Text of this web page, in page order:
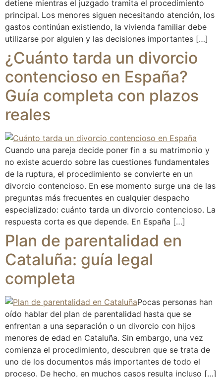
detiene mientras el juzgado tramita el procedimiento
principal. Los menores siguen necesitando atención, los
gastos continúan existiendo, la vivienda familiar debe
utilizarse por alguien y las decisiones importantes […]
¿Cuánto tarda un divorcio
contencioso en España?
Guía completa con plazos
reales
Cuando una pareja decide poner fin a su matrimonio y
no existe acuerdo sobre las cuestiones fundamentales
de la ruptura, el procedimiento se convierte en un
divorcio contencioso. En ese momento surge una de las
preguntas más frecuentes en cualquier despacho
especializado: cuánto tarda un divorcio contencioso. La
respuesta corta es que depende. En España […]
Plan de parentalidad en
Cataluña: guía legal
completa
Pocas personas han
oído hablar del plan de parentalidad hasta que se
enfrentan a una separación o un divorcio con hijos
menores de edad en Cataluña. Sin embargo, una vez
comienza el procedimiento, descubren que se trata de
uno de los documentos más importantes de todo el
proceso. De hecho, en muchos casos resulta incluso […]